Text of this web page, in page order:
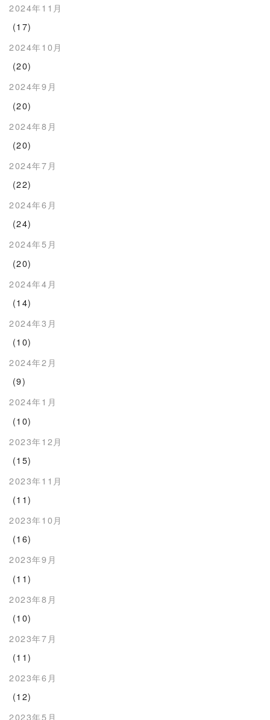
2024年11月
(17)
2024年10月
(20)
2024年9月
(20)
2024年8月
(20)
2024年7月
(22)
2024年6月
(24)
2024年5月
(20)
2024年4月
(14)
2024年3月
(10)
2024年2月
(9)
2024年1月
(10)
2023年12月
(15)
2023年11月
(11)
2023年10月
(16)
2023年9月
(11)
2023年8月
(10)
2023年7月
(11)
2023年6月
(12)
2023年5月